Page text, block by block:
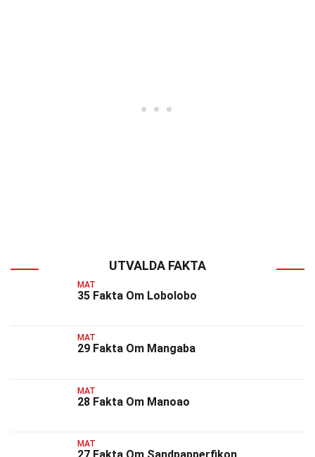
UTVALDA FAKTA
MAT
35 Fakta Om Lobolobo
MAT
29 Fakta Om Mangaba
MAT
28 Fakta Om Manoao
MAT